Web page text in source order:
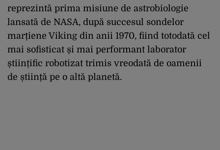
reprezintă prima misiune de astrobiologie
lansată de NASA, după succesul sondelor
marțiene Viking din anii 1970, fiind totodată cel
mai sofisticat și mai performant laborator
științific robotizat trimis vreodată de oamenii
de știință pe o altă planetă.